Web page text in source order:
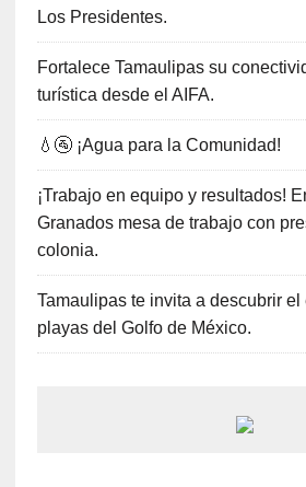
Los Presidentes.
Fortalece Tamaulipas su
turística desde el AIFA.
💧🚰 ¡Agua para la Comunidad!
¡Trabajo en equipo y resultados!
Granados mesa de trabajo con
colonia.
Tamaulipas te invita a descubrir el
playas del Golfo de México.